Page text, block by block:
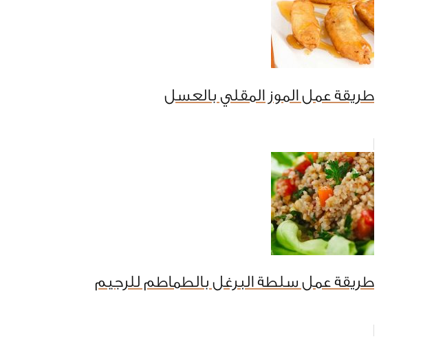
طريقة عمل الموز المقلي بالعسل
طريقة عمل سلطة البرغل بالطماطم للرجيم